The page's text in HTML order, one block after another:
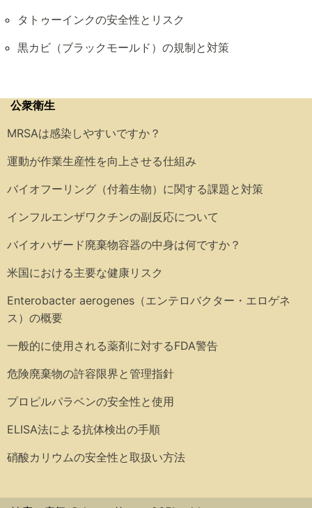
タトゥーインクの安全性とリスク
黒カビ（ブラックモールド）の規制と対策
公衆衛生
MRSAは感染しやすいですか？
運動が作業生産性を向上させる仕組み
バイオフーリング（付着生物）に関する課題と対策
インフルエンザワクチンの副反応について
バイオハザード廃棄物容器の中身は何ですか？
米国における主要な健康リスク
Enterobacter aerogenes（エンテロバクター・エロゲネ
ス）の概要
一般的に使用される薬剤に対するFDA警告
危険廃棄物の許容限界と管理指針
プロピルパラベンの安全性と使用
ELISA法による抗体検出の手順
硝酸カリウムの安全性と取扱い方法